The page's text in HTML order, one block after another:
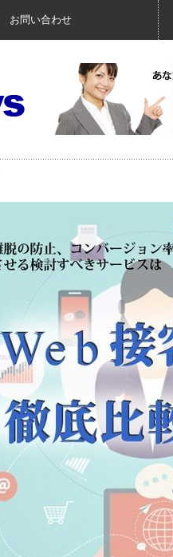
お問い合わせ